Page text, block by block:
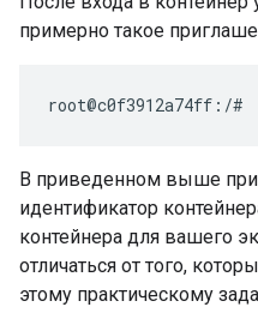
примерно такое
В приведенном выше
идентификатор
контейнера для вашего
отличаться от того,
этому практическому